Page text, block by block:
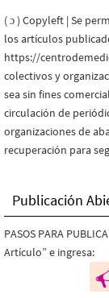
( ɔ ) Copyleft | Se
los artículos
https://
colectivos y
sea sin fines
circulación de
organizaciones de
recuperación para
Publicación
PASOS PARA
Artículo” e ingresa: